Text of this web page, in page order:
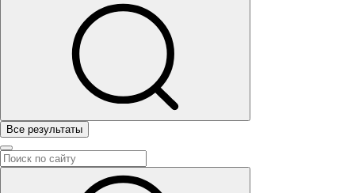
Все результаты